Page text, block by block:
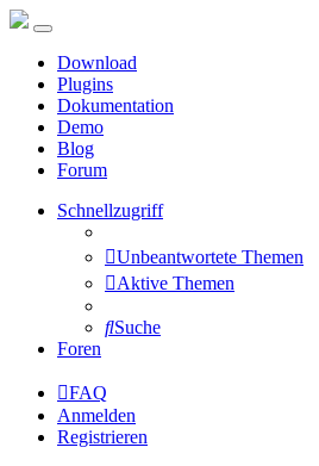
Download
Plugins
Dokumentation
Demo
Blog
Forum
Schnellzugriff
Unbeantwortete Themen
Aktive Themen
Suche
Foren
FAQ
Anmelden
Registrieren